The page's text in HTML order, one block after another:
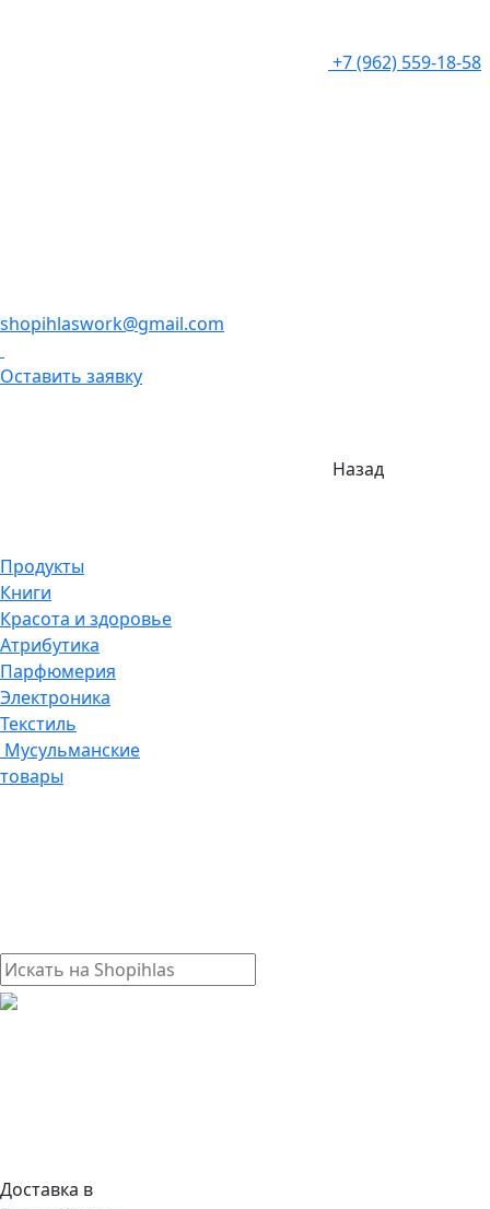
+7 (962) 559-18-58
shopihlaswork@gmail.com
Оставить заявку
Назад
Продукты
Книги
Красота и здоровье
Атрибутика
Парфюмерия
Электроника
Текстиль
Мусульманские
товары
Доставка в